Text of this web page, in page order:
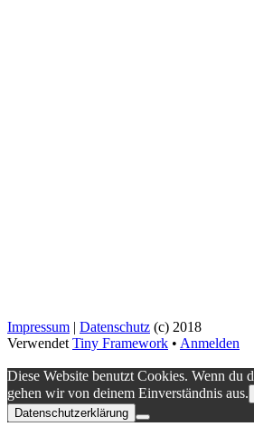
Impressum | Datenschutz (c) 2018
Verwendet Tiny Framework • Anmelden
Diese Website benutzt Cookies. Wenn du
gehen wir von deinem Einverständnis aus.
Datenschutzerklärung